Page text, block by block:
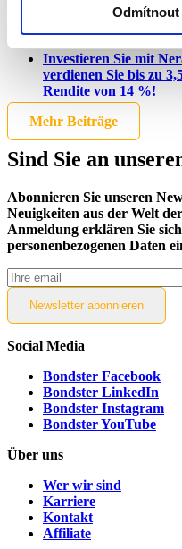
Sommer-Events für
Investieren Sie mit
verdienen Sie bis zu
Rendite von 14 %!
Mehr Beiträge
Sind Sie an
Abonnieren Sie unseren
Neuigkeiten aus der Welt
Anmeldung erklären Sie
personenbezogenen Daten
Newsletterabonnieren
Social Media
Bondster Facebook
Bondster LinkedIn
Bondster Instagram
Bondster YouTube
Über uns
Wer wir sind
Karriere
Kontakt
Affiliate